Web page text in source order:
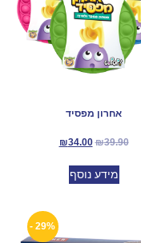
אחרון מפסיד
₪39.90
₪34.00
מידע נוסף
29% -